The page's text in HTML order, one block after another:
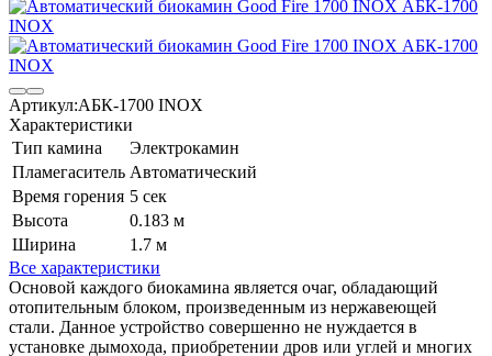
Артикул:АБК-1700 INOX
Характеристики
Тип камина
Электрокамин
Пламегаситель Автоматический
Время горения 5 сек
Высота
0.183 м
Ширина
1.7 м
Все характеристики
Основой каждого биокамина является очаг, обладающий
отопительным блоком, произведенным из нержавеющей
стали. Данное устройство совершенно не нуждается в
установке дымохода, приобретении дров или углей и многих